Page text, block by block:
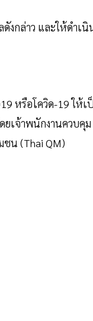
งกล่าว และให้ดำเนิ
หรือโควิด-19 ให้เ
ยเจ้าพนักงานควบคุม
ชน (Thai QM)